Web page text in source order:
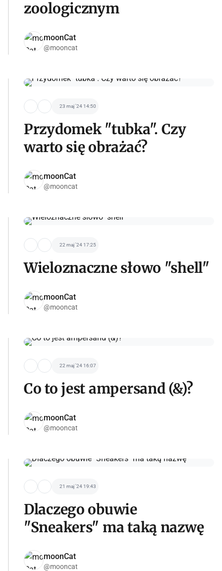
zoologicznym
moonCat
@mooncat
23 maj '24 14:50
Przydomek "tubka". Czy
warto się obrażać?
moonCat
@mooncat
22 maj '24 17:25
Wieloznaczne słowo "shell"
moonCat
@mooncat
22 maj '24 16:07
Co to jest ampersand (&)?
moonCat
@mooncat
21 maj '24 19:43
Dlaczego obuwie
"Sneakers" ma taką nazwę
moonCat
@mooncat